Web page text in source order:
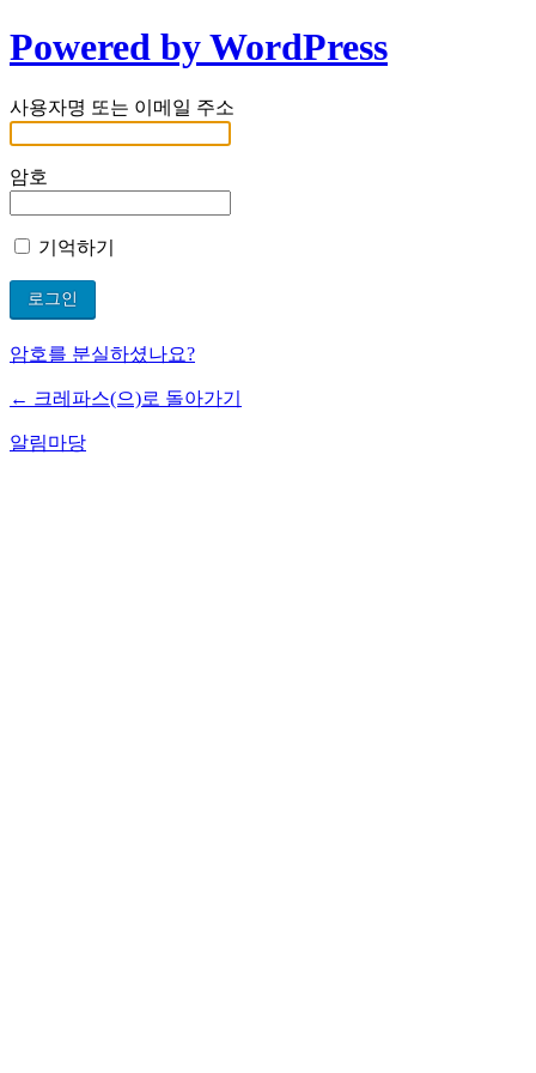
Powered by WordPress
사용자명 또는 이메일 주소
암호
기억하기
암호를 분실하셨나요?
← 크레파스(으)로 돌아가기
알림마당